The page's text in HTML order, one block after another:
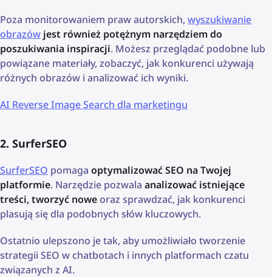
Poza monitorowaniem praw autorskich, wyszukiwanie
obrazów jest również potężnym narzędziem do
poszukiwania inspiracji. Możesz przeglądać podobne lub
powiązane materiały, zobaczyć, jak konkurenci używają
różnych obrazów i analizować ich wyniki.
AI Reverse Image Search dla marketingu
2. SurferSEO
SurferSEO pomaga optymalizować SEO na Twojej
platformie. Narzędzie pozwala analizować istniejące
treści, tworzyć noweoraz sprawdzać, jak konkurenci
plasują się dla podobnych słów kluczowych.
Ostatnio ulepszono je tak, aby umożliwiało tworzenie
strategii SEO w chatbotach i innych platformach czatu
związanych z AI.